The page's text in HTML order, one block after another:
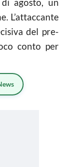
L’attaccante
del pre-
conto per